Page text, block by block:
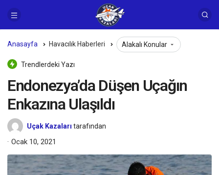
Anasayfa Havacılık Haberleri Alakalı Konular
Trendlerdeki Yazı
Endonezya’da Düşen Uçağın
Enkazına Ulaşıldı
Uçak Kazaları tarafından
Ocak 10, 2021